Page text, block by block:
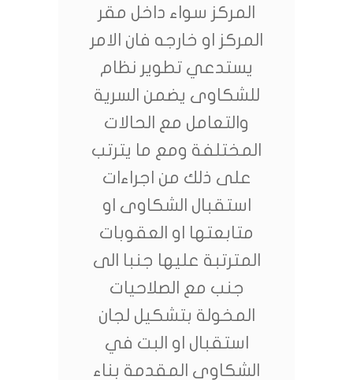
المركز سواء داخل مقر
المركز او خارجه فان الامر
يستدعي تطوير نظام
للشكاوى يضمن السرية
والتعامل مع الحالات
المختلفة ومع ما يترتب
على ذلك من اجراءات
استقبال الشكاوى او
متابعتها او العقوبات
المترتبة عليها جنبا الى
جنب مع الصلاحيات
المخولة بتشكيل لجان
استقبال او البت في
الشكاوى المقدمة بناء